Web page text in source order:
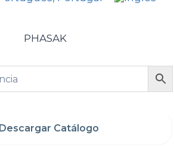
Descargar Catálogo